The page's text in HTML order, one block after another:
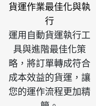
貨運作業最佳化與執
行
運用自動貨運執行工
具與進階最佳化策
略，將訂單轉成符合
成本效益的貨運，讓
您的運作流程更加精